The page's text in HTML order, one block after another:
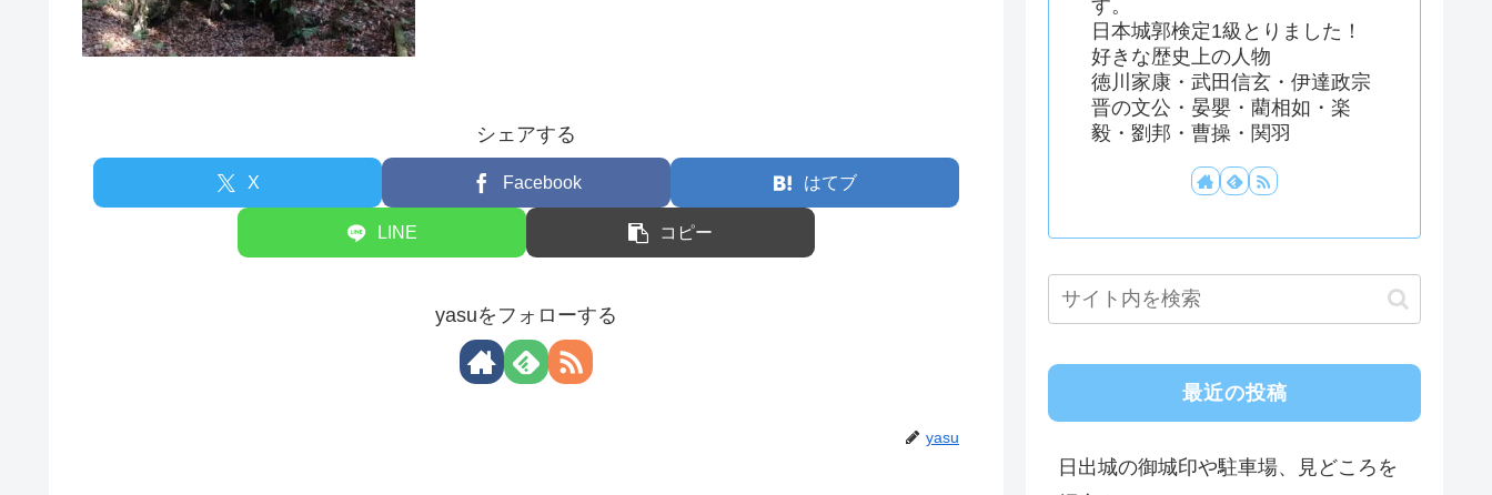
シェアする
X Facebook はてブ
LINE コピー
yasuをフォローする
yasu
す。
日本城郭検定1級とりました！
好きな歴史上の人物
徳川家康・武田信玄・伊達政宗
晋の文公・晏嬰・藺相如・楽
毅・劉邦・曹操・関羽
最近の投稿
日出城の御城印や駐車場、見どころを